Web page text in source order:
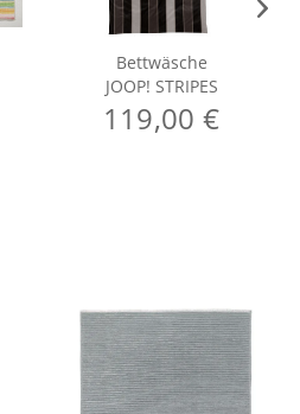
Bettwäsche
JOOP! STRIPES
119,00 €